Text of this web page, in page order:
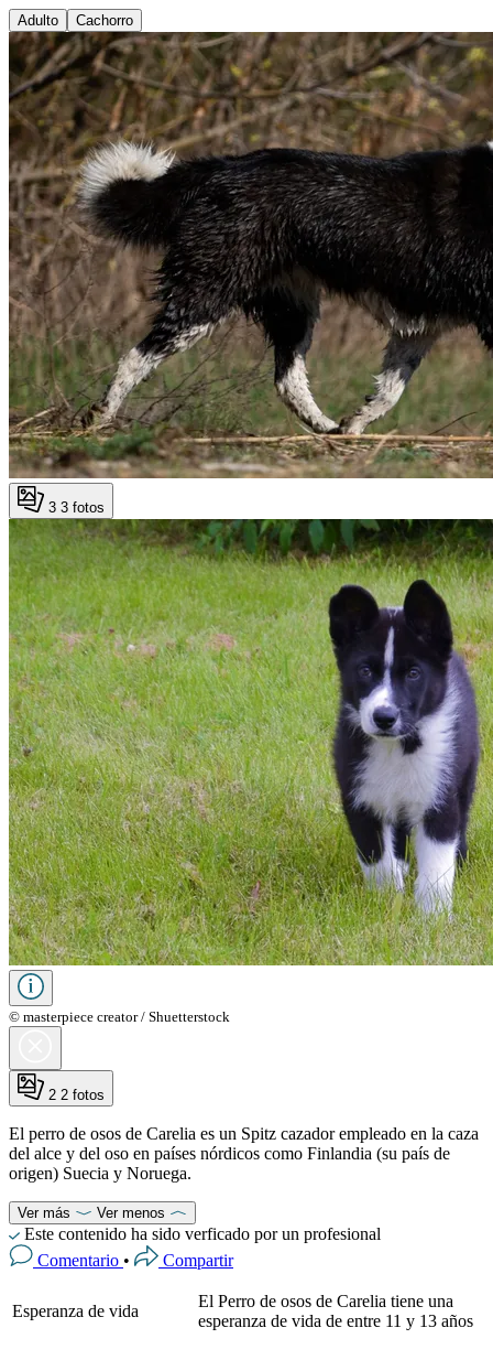
Adulto Cachorro
3 3 fotos
© masterpiece creator / Shuetterstock
2 2 fotos
El perro de osos de Carelia es un Spitz cazador empleado en la caza
del alce y del oso en países nórdicos como Finlandia (su país de
origen) Suecia y Noruega.
Ver más Ver menos
Este contenido ha sido verficado por un profesional
Comentario • Compartir
Esperanza de vida
El Perro de osos de Carelia tiene una
esperanza de vida de entre 11 y 13 años